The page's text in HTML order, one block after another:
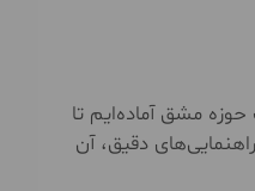
مشق آماده‌ایم تا
دقیق، آن